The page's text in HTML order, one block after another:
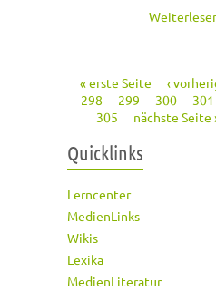
Seiten
« erste Seite ‹
298
299 300 301
305
nächste Seite
Quicklinks
Lerncenter
MedienLinks
Wikis
Lexika
MedienLiteratur